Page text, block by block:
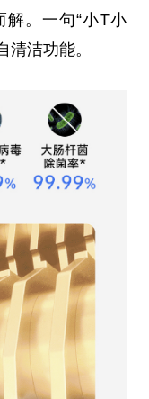
解。一句“小T小
清洁功能。